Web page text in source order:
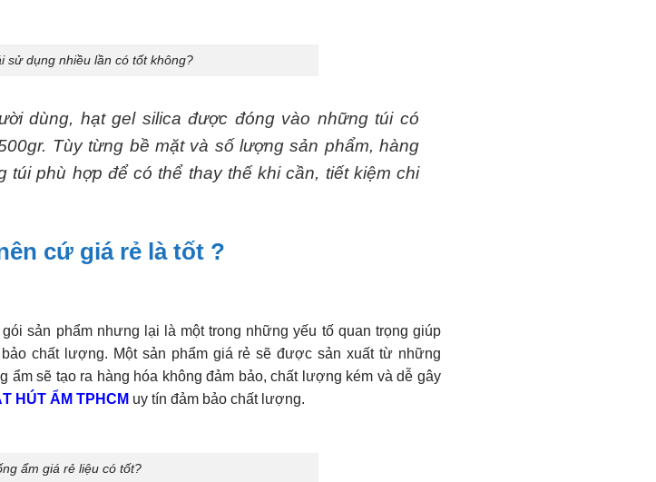
sử dụng nhiều lần có tốt không?
dùng, hạt gel silica được đóng vào những túi có
Tùy từng bề mặt và số lượng sản phẩm, hàng
túi phù hợp để có thể thay thế khi cần, tiết kiệm chi
cứ giá rẻ là tốt ?
sản phẩm nhưng lại là một trong những yếu tố quan trọng giúp
chất lượng. Một sản phẩm giá rẻ sẽ được sản xuất từ những
ẩm sẽ tạo ra hàng hóa không đảm bảo, chất lượng kém và dễ gây
HÚT ẨM TPHCM uy tín đảm bảo chất lượng.
ẩm giá rẻ liệu có tốt?